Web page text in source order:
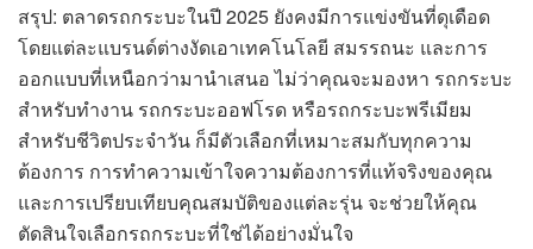
สรุป: ตลาดรถกระบะในปี 2025 ยังคงมีการแข่งขันที่ดุเดือด
โดยแต่ละแบรนด์ต่างงัดเอาเทคโนโลยี สมรรถนะ และการ
ออกแบบที่เหนือกว่ามานำเสนอ ไม่ว่าคุณจะมองหา รถกระบะ
สำหรับทำงาน รถกระบะออฟโรด หรือรถกระบะพรีเมียม
สำหรับชีวิตประจำวัน ก็มีตัวเลือกที่เหมาะสมกับทุกความ
ต้องการ การทำความเข้าใจความต้องการที่แท้จริงของคุณ
และการเปรียบเทียบคุณสมบัติของแต่ละรุ่น จะช่วยให้คุณ
ตัดสินใจเลือกรถกระบะที่ใช่ได้อย่างมั่นใจ